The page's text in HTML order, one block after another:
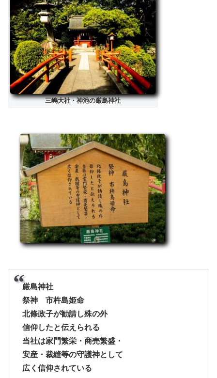
三嶋大社・神池の厳島神社
厳島神社
祭神 市杵島姫命
北條政子が勧請し殊の外
信仰したと伝えられる
当社は家門繁栄・商売繁盛・
安産・裁縫等の守護神として
広く信仰されている